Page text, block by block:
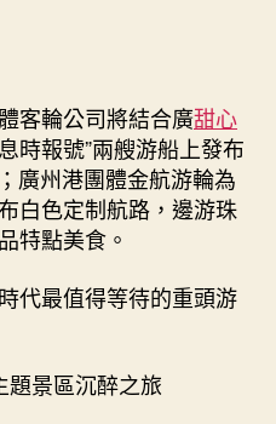
客輪公司將結合廣甜心
時報號”兩艘游船上發布
廣州港團體金航游輪為
白色定制航路，邊游珠
特點美食。
代最值得等待的重頭游
題景區沉醉之旅